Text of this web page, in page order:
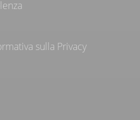
sulla Privacy